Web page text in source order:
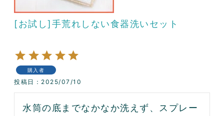
[お試し]手荒れしない食器洗いセット
購入者
投稿日 2025/07/10
水筒の底までなかなか洗えず、スプレー